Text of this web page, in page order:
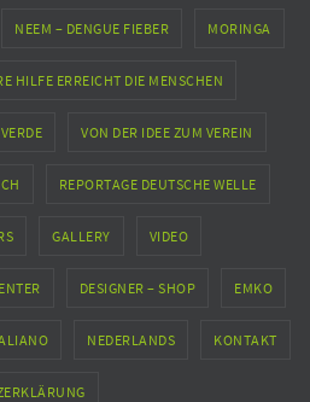
NEEM – DENGUE FIEBER MORINGA
HILFE ERREICHT DIE MENSCHEN
VON DER IDEE ZUM VEREIN
REPORTAGE DEUTSCHE WELLE
GALLERY VIDEO
DESIGNER – SHOP EMKO
NEDERLANDS KONTAKT